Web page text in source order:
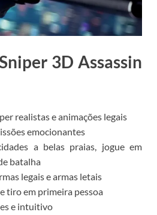
3D Assassin
realistas e animações legais
emocionantes
a belas praias, jogue em
batalha
legais e armas letais
tiro em primeira pessoa
e intuitivo